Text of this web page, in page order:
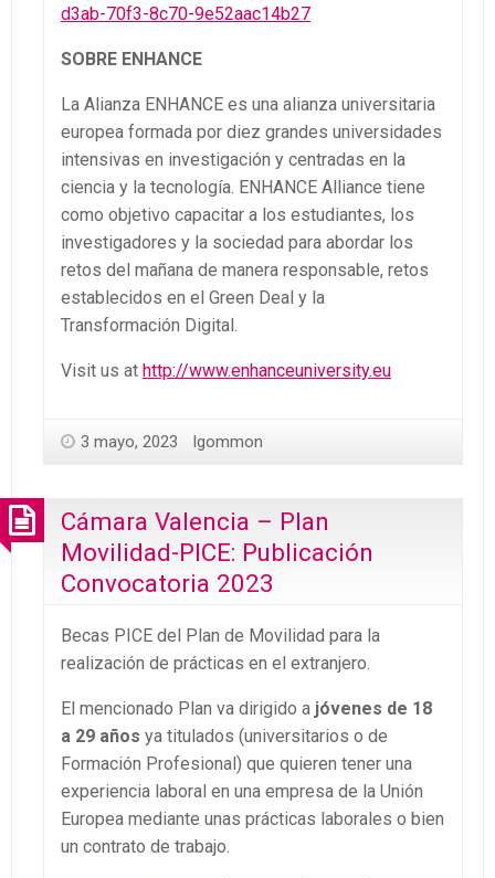
d3ab-70f3-8c70-9e52aac14b27
SOBRE ENHANCE
La Alianza ENHANCE es una alianza universitaria
europea formada por diez grandes universidades
intensivas en investigación y centradas en la
ciencia y la tecnología. ENHANCE Alliance tiene
como objetivo capacitar a los estudiantes, los
investigadores y la sociedad para abordar los
retos del mañana de manera responsable, retos
establecidos en el Green Deal y la
Transformación Digital.
Visit us at http://www.enhanceuniversity.eu
3 mayo, 2023 lgommon
Cámara Valencia – Plan
Movilidad-PICE: Publicación
Convocatoria 2023
Becas PICE del Plan de Movilidad para la
realización de prácticas en el extranjero.
El mencionado Plan va dirigido a jóvenes de 18
a 29 años ya titulados (universitarios o de
Formación Profesional) que quieren tener una
experiencia laboral en una empresa de la Unión
Europea mediante unas prácticas laborales o bien
un contrato de trabajo.